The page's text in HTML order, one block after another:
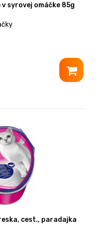
syrovej omáčke 85g
cest., paradajka